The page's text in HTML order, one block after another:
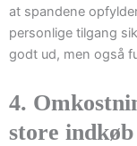
at spandene
personlige tilgang
godt ud, men også
4.
store indkøb